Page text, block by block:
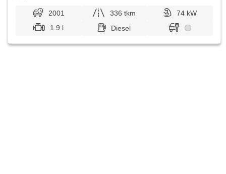
2001 336 tkm
74 kW
1.9 l
Diesel